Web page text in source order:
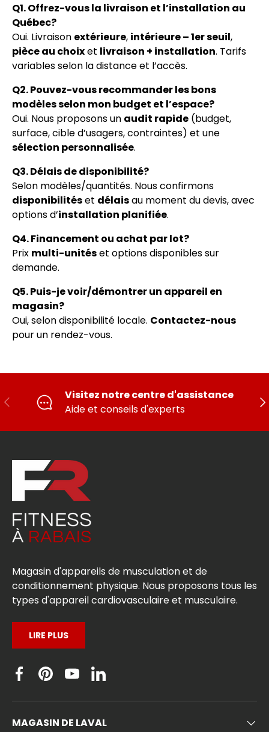
Q1. Offrez-vous la livraison et l’installation au
Québec?
Oui. Livraison extérieure, intérieure – 1er seuil,
pièce au choixet livraison + installation. Tarifs
variables selon la distance et l’accès.
Q2. Pouvez-vous recommander les bons
modèles selon mon budget et l’espace?
Oui. Nous proposons un audit rapide (budget,
surface, cible d’usagers, contraintes) et une
sélection personnalisée.
Q3. Délais de disponibilité?
Selon modèles/quantités. Nous confirmons
disponibilitéset délaisau moment du devis, avec
options d’installation planifiée.
Q4. Financement ou achat par lot?
Prix multi-unitéset options disponibles sur
demande.
Q5. Puis-je voir/démontrer un appareil en
magasin?
Oui, selon disponibilité locale. Contactez-nous
pour un rendez-vous.
PRÉCÉDENT
Visitez notre centre d'assistance
Aide et conseils d'experts
Magasin d'appareils de musculation et de
conditionnement physique. Nous proposons tous les
types d'appareil cardiovasculaire et musculaire.
LIRE PLUS
Facebook
PinterestYouTubeLinkedin
MAGASIN DE LAVAL